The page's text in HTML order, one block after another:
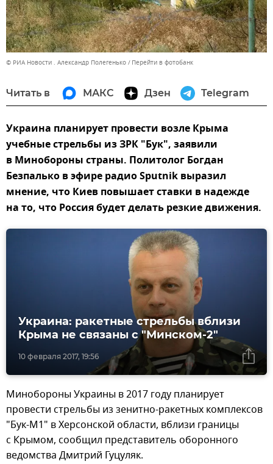
© РИА Новости . Александр Полегенько Перейти в фотобанк
Читать в МАКС Дзен Telegram
Украина планирует провести возле Крыма
учебные стрельбы из ЗРК "Бук", заявили
в Минобороны страны. Политолог Богдан
Безпалько в эфире радио Sputnik выразил
мнение, что Киев повышает ставки в надежде
на то, что Россия будет делать резкие движения.
10 февраля 2017, 19:56
Украина: ракетные стрельбы вблизи
Крыма не связаны с "Минском-2"
Минобороны Украины в 2017 году планирует
провести стрельбы из зенитно-ракетных комплексов
"Бук-М1" в Херсонской области, вблизи границы
с Крымом, сообщил представитель оборонного
ведомства Дмитрий Гуцуляк.